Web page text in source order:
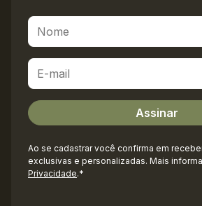
Ao se cadastrar você confirma em
exclusivas e personalizadas. Mais
Privacidade.*